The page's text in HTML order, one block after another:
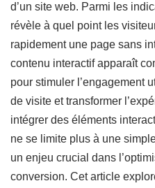
d’un site web. Parmi les
révèle à quel point les
rapidement une page sans
contenu interactif apparaît
pour stimuler l’engagement
de visite et transformer
intégrer des éléments
ne se limite plus à une
un enjeu crucial dans
conversion. Cet article